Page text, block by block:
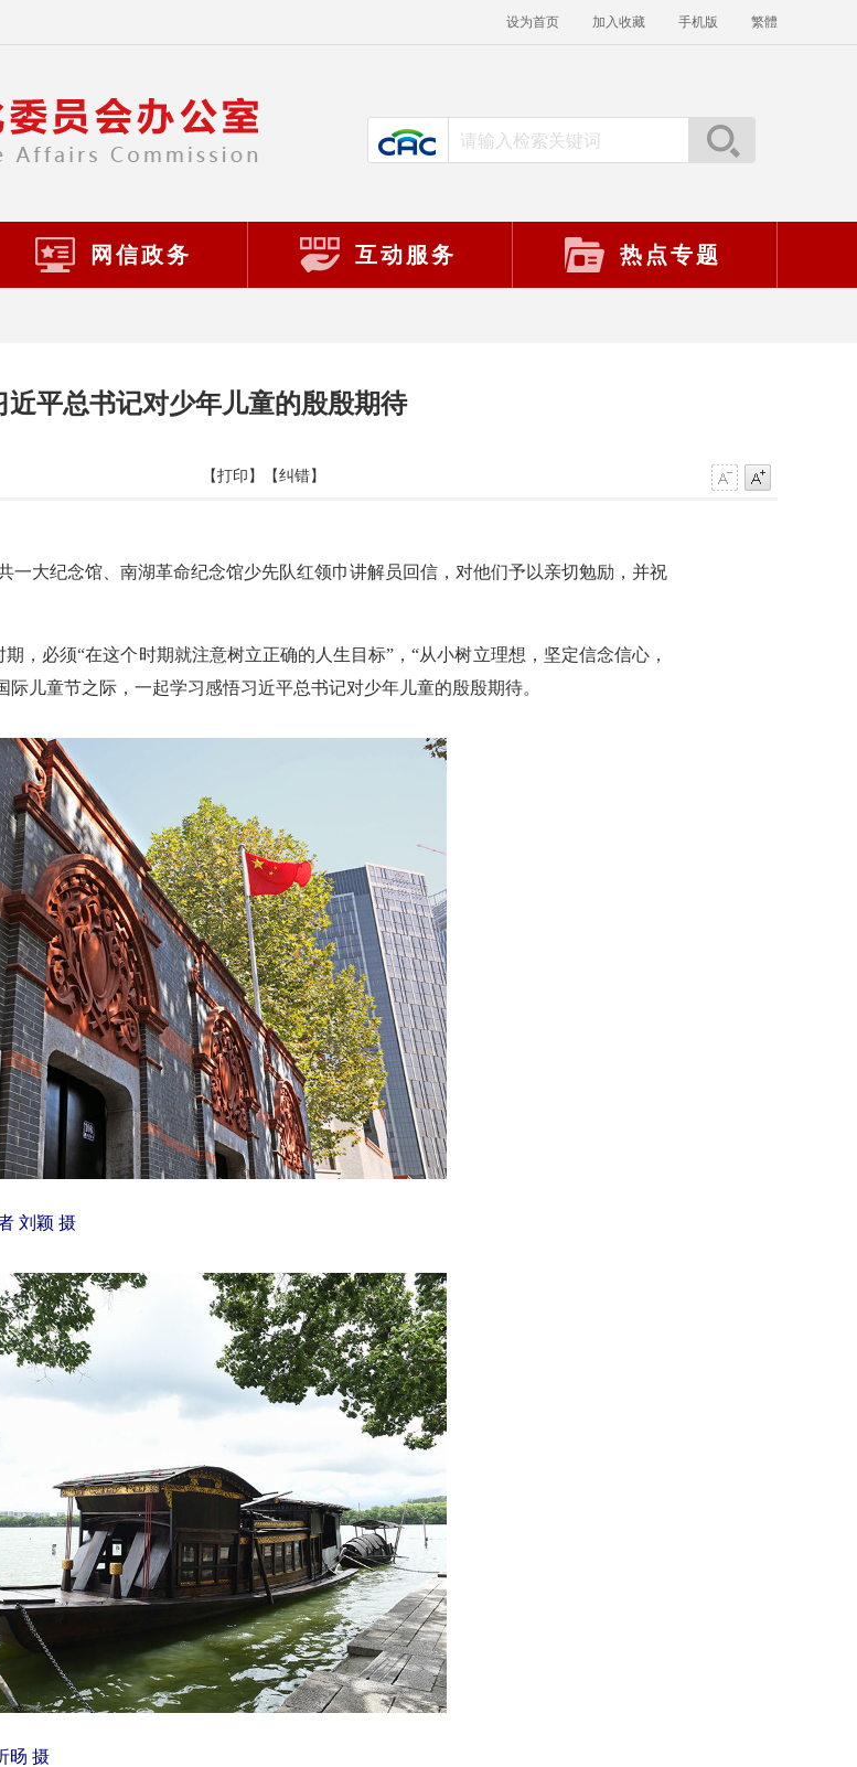
设为首页 加入收藏 手机版 繁體
网信政务 互动服务 热点专题
近平总书记对少年儿童的殷殷期待
【打印】 【纠错】
一大纪念馆、南湖革命纪念馆少先队红领巾讲解员回信，对他们予以亲切勉励，并祝
，必须“在这个时期就注意树立正确的人生目标”，“从小树立理想，坚定信念信心，
儿童节之际，一起学习感悟习近平总书记对少年儿童的殷殷期待。
刘颖 摄
旸 摄